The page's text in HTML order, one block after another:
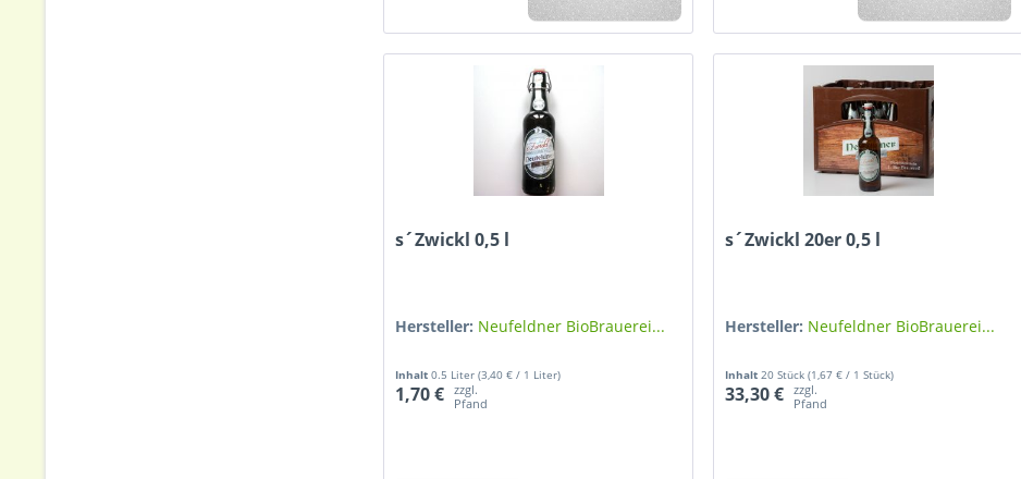
s´Zwickl 0,5 l
Hersteller: Neufeldner BioBrauerei...
Inhalt0.5 Liter(3,40 € / 1 Liter)
1,70 €
zzgl.
Pfand
s´Zwickl 20er 0,5 l
Hersteller: Neufeldner BioBrauerei...
Inhalt20 Stück(1,67 € / 1 Stück)
33,30 €
zzgl.
Pfand